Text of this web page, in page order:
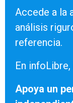
Accede a la
análisis
referencia.
En
Apoya un